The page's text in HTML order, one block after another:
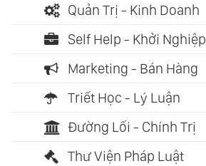
Quản Trị - Kinh Doanh
Self Help - Khởi Nghiệp
Marketing - Bán Hàng
Triết Học - Lý Luận
Đường Lối - Chính Trị
Thư Viện Pháp Luật